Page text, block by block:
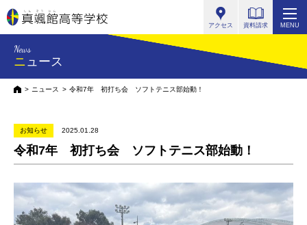
アクセス 資料請求 MENU
News
ニュース
HOMEニュース 令和7年 初打ち会 ソフトテニス部始動！
お知らせ 2025.01.28
令和7年 初打ち会 ソフトテニス部始動！